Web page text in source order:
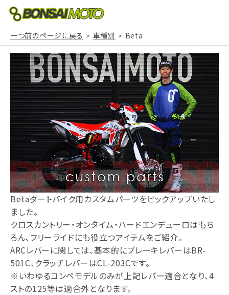
一つ前のページに戻る 車種別 Beta
Betaダートバイク用カスタムパーツをピックアップいたし
ました。
クロスカントリー・オンタイム・ハードエンデューロはもち
ろん、フリーライドにも役立つアイテムをご紹介。
ARCレバーに関しては、基本的にブレーキレバーはBR-
501C、クラッチレバーはCL-203Cです。
※いわゆるコンペモデルのみが上記レバー適合となり、4
ストの125等は適合外となります。